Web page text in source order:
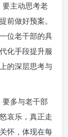
主动思考老
前做好预案。
位老干部的具
化手段提升服
的深层思考与
多与老干部
哀乐，真正走
怀，体现在每